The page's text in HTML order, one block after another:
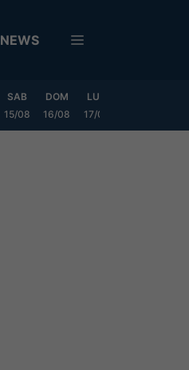
NEWS
SAB
15/08
DOM
16/08
LUN
17/08